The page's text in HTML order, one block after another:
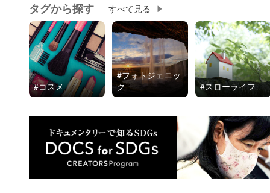
相談者さんの「これから一緒に住むために引越しなど
考えると、あまりデートしたくないなとすら思ってし
という心のうちが、気になりました。
何をするにしたって、基本的には予算というものがあ
る範囲の中でお金を使って楽しむというのは、よっぽ
です…！
たとえば10万円しか持っていない人は30万円する旅行
それは損得勘定ではないと思います。
タグから探す すべて見る
コスメ
フォトジェニッ
ク
スローライフ